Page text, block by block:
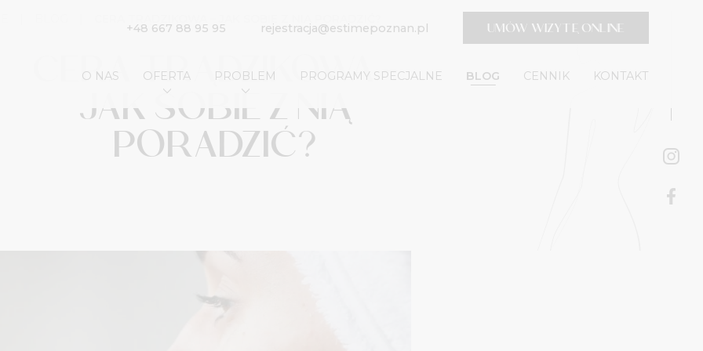
+48 667 88 95 95 rejestracja@estimepoznan.pl UMÓW WIZYTĘ ONLINE
O NAS OFERTA PROBLEM PROGRAMY SPECJALNE BLOG CENNIK KONTAKT
CERA TRĄDZIKOWA –
JAK SOBIE Z NIĄ
PORADZIĆ?